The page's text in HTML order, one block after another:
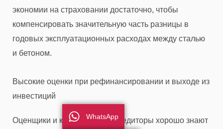
экономии на страховании достаточно, чтобы
компенсировать значительную часть разницы в
годовых эксплуатационных расходах между сталью
и бетоном.
Высокие оценки при рефинансировании и выходе из
инвестиций
Оценщики и коммерческие кредиторы хорошо знают
WhatsApp